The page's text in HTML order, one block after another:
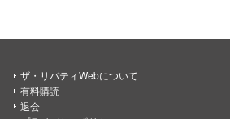
ザ・リバティWebについて
有料購読
退会